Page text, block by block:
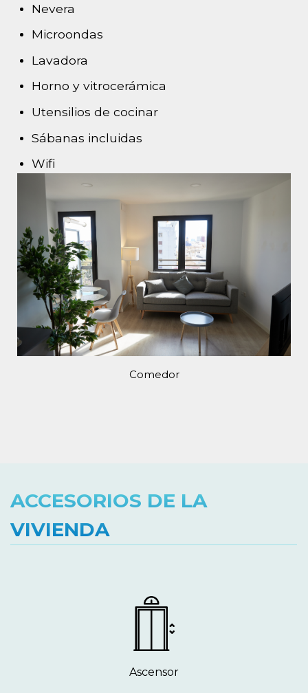
Nevera
Microondas
Lavadora
Horno y vitrocerámica
Utensilios de cocinar
Sábanas incluidas
Wifi
Comedor
ACCESORIOS DE LA
VIVIENDA
Ascensor